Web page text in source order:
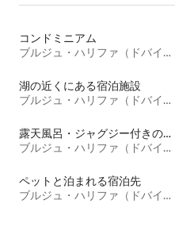
コンドミニアム
ブルジュ・ハリファ（ドバイタワー）
湖の近くにある宿泊施設
ブルジュ・ハリファ（ドバイタワー）
露天風呂・ジャグジー付きの宿泊施設
ブルジュ・ハリファ（ドバイタワー）
ペットと泊まれる宿泊先
ブルジュ・ハリファ（ドバイタワー）